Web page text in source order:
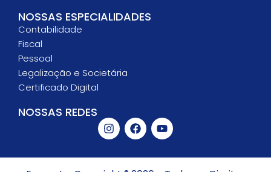
NOSSAS ESPECIALIDADES
Contabilidade
Fiscal
Pessoal
Legalização e Societária
Certificado Digital
NOSSAS REDES